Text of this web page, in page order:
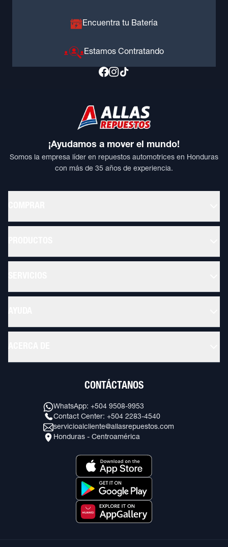
Encuentra tu Batería
Estamos Contratando
¡Ayudamos a mover el mundo!
Somos la empresa líder en repuestos automotrices en Honduras
con más de 35 años de experiencia.
CONTÁCTANOS
WhatsApp: +504 9508-9953
Contact Center: +504 2283-4540
servicioalcliente@allasrepuestos.com
Honduras - Centroamérica